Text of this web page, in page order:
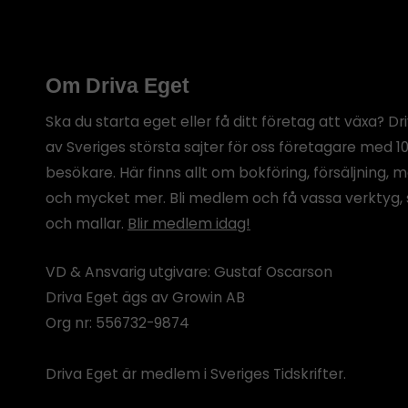
Om Driva Eget
Ska du starta eget eller få ditt företag att växa?
av Sveriges största sajter för oss företagare med
besökare. Här finns allt om bokföring, försäljning,
och mycket mer. Bli medlem och få vassa
och mallar. Blir medlem idag!
VD & Ansvarig utgivare: Gustaf Oscarson
Driva Eget ägs av Growin AB
Org nr: 556732-9874
Driva Eget är medlem i Sveriges Tidskrifter.